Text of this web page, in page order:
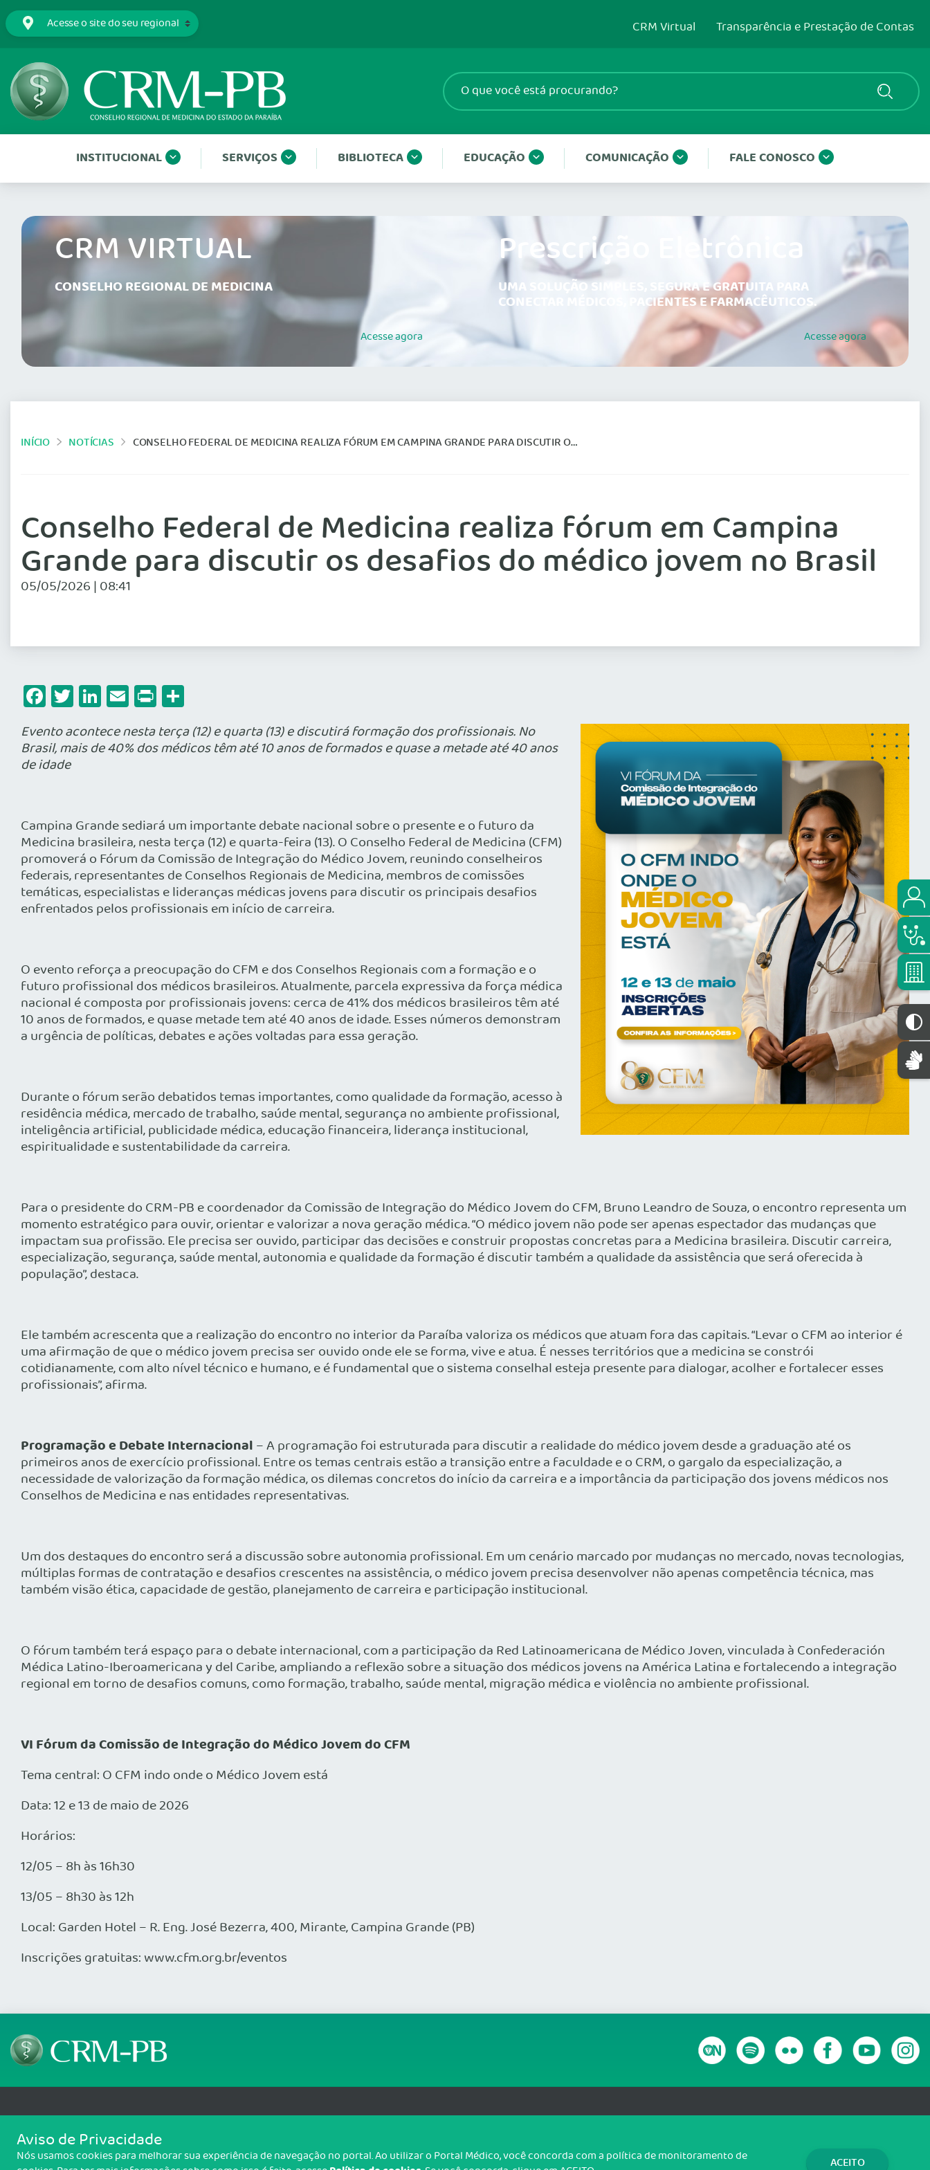
CRM Virtual Transparência e Prestação de Contas
INSTITUCIONAL SERVIÇOS BIBLIOTECA EDUCAÇÃO COMUNICAÇÃO FALE CONOSCO
CRM VIRTUAL
CONSELHO REGIONAL DE MEDICINA
Acesseagora
Prescrição Eletrônica
UMA SOLUÇÃO SIMPLES, SEGURA E GRATUITA PARA
CONECTAR MÉDICOS, PACIENTES E FARMACÊUTICOS.
Acesseagora
INÍCIO NOTÍCIAS CONSELHO FEDERAL DE MEDICINA REALIZA FÓRUM EM CAMPINA GRANDE PARA DISCUTIR OS DESAFIOS DO MÉDICO JOVEM NO BRASIL
Conselho Federal de Medicina realiza fórum em Campina
Grande para discutir os desafios do médico jovem no Brasil
05/05/2026 | 08:41
Facebook
Twitter
LinkedIn
Email
Print
Evento acontece nesta terça (12) e quarta (13) e discutirá formação dos profissionais. No
Brasil, mais de 40% dos médicos têm até 10 anos de formados e quase a metade até 40 anos
de idade
Campina Grande sediará um importante debate nacional sobre o presente e o futuro da
Medicina brasileira, nesta terça (12) e quarta-feira (13). O Conselho Federal de Medicina (CFM)
promoverá o Fórum da Comissão de Integração do Médico Jovem, reunindo conselheiros
federais, representantes de Conselhos Regionais de Medicina, membros de comissões
temáticas, especialistas e lideranças médicas jovens para discutir os principais desafios
enfrentados pelos profissionais em início de carreira.
O evento reforça a preocupação do CFM e dos Conselhos Regionais com a formação e o
futuro profissional dos médicos brasileiros. Atualmente, parcela expressiva da força médica
nacional é composta por profissionais jovens: cerca de 41% dos médicos brasileiros têm até
10 anos de formados, e quase metade tem até 40 anos de idade. Esses números demonstram
a urgência de políticas, debates e ações voltadas para essa geração.
Durante o fórum serão debatidos temas importantes, como qualidade da formação, acesso à
residência médica, mercado de trabalho, saúde mental, segurança no ambiente profissional,
inteligência artificial, publicidade médica, educação financeira, liderança institucional,
espiritualidade e sustentabilidade da carreira.
Para o presidente do CRM-PB e coordenador da Comissão de Integração do Médico Jovem do CFM, Bruno Leandro de Souza, o encontro representa um
momento estratégico para ouvir, orientar e valorizar a nova geração médica. “O médico jovem não pode ser apenas espectador das mudanças que
impactam sua profissão. Ele precisa ser ouvido, participar das decisões e construir propostas concretas para a Medicina brasileira. Discutir carreira,
especialização, segurança, saúde mental, autonomia e qualidade da formação é discutir também a qualidade da assistência que será oferecida à
população”, destaca.
Ele também acrescenta que a realização do encontro no interior da Paraíba valoriza os médicos que atuam fora das capitais. “Levar o CFM ao interior é
uma afirmação de que o médico jovem precisa ser ouvido onde ele se forma, vive e atua. É nesses territórios que a medicina se constrói
cotidianamente, com alto nível técnico e humano, e é fundamental que o sistema conselhal esteja presente para dialogar, acolher e fortalecer esses
profissionais”, afirma.
Programação e Debate Internacional – A programação foi estruturada para discutir a realidade do médico jovem desde a graduação até os
primeiros anos de exercício profissional. Entre os temas centrais estão a transição entre a faculdade e o CRM, o gargalo da especialização, a
necessidade de valorização da formação médica, os dilemas concretos do início da carreira e a importância da participação dos jovens médicos nos
Conselhos de Medicina e nas entidades representativas.
Um dos destaques do encontro será a discussão sobre autonomia profissional. Em um cenário marcado por mudanças no mercado, novas tecnologias,
múltiplas formas de contratação e desafios crescentes na assistência, o médico jovem precisa desenvolver não apenas competência técnica, mas
também visão ética, capacidade de gestão, planejamento de carreira e participação institucional.
O fórum também terá espaço para o debate internacional, com a participação da Red Latinoamericana de Médico Joven, vinculada à Confederación
Médica Latino-Iberoamericana y del Caribe, ampliando a reflexão sobre a situação dos médicos jovens na América Latina e fortalecendo a integração
regional em torno de desafios comuns, como formação, trabalho, saúde mental, migração médica e violência no ambiente profissional.
VI Fórum da Comissão de Integração do Médico Jovem do CFM
Tema central: O CFM indo onde o Médico Jovem está
Data: 12 e 13 de maio de 2026
Horários:
12/05 – 8h às 16h30
13/05 – 8h30 às 12h
Local: Garden Hotel – R. Eng. José Bezerra, 400, Mirante, Campina Grande (PB)
Inscrições gratuitas: www.cfm.org.br/eventos
Av. Dom Pedro II, 1335, Torre, João Pessoa/PB - CEP: 58040-440
Copyright 2026 CRM-PB. Todos os direitos reservados.
Aviso de Privacidade
Nós usamos cookies para melhorar sua experiência de navegação no portal. Ao utilizar o Portal Médico, você concorda com a política de monitoramento de
ACEITO